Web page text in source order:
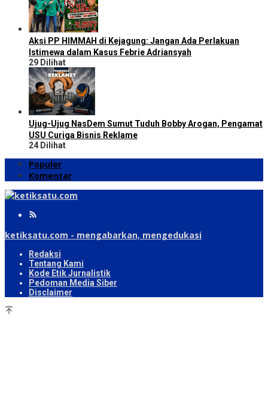
Aksi PP HIMMAH di Kejagung: Jangan Ada Perlakuan
Istimewa dalam Kasus Febrie Adriansyah
29 Dilihat
Ujug-Ujug NasDem Sumut Tuduh Bobby Arogan, Pengamat
USU Curiga Bisnis Reklame
24 Dilihat
Populer
Komentar
ketiksatu.com - mengabarkan, mengedukasi
Redaksi
Tentang Kami
Kode Etik Jurnalistik
Pedoman Media Siber
Disclaimer